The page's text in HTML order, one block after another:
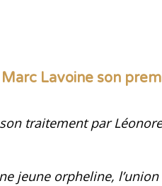
Lavoine son
traitement par Léonore
jeune orpheline, l’union